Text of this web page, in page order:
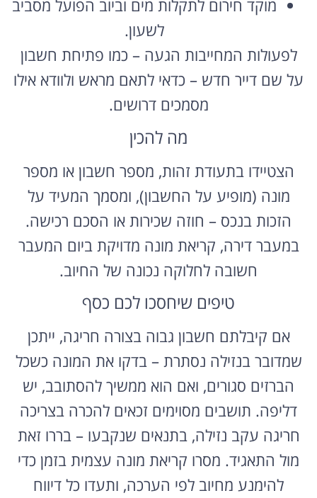
מוקד חירום לתקלות מים וביוב הפועל מסביב
לשעון.
לפעולות המחייבות הגעה – כמו פתיחת חשבון
על שם דייר חדש – כדאי לתאם מראש ולוודא אילו
מסמכים דרושים.
מה להכין
הצטיידו בתעודת זהות, מספר חשבון או מספר
מונה (מופיע על החשבון), ומסמך המעיד על
הזכות בנכס – חוזה שכירות או הסכם רכישה.
במעבר דירה, קריאת מונה מדויקת ביום המעבר
חשובה לחלוקה נכונה של החיוב.
טיפים שיחסכו לכם כסף
אם קיבלתם חשבון גבוה בצורה חריגה, ייתכן
שמדובר בנזילה נסתרת – בדקו את המונה כשכל
הברזים סגורים, ואם הוא ממשיך להסתובב, יש
דליפה. תושבים מסוימים זכאים להכרה בצריכה
חריגה עקב נזילה, בתנאים שנקבעו – בררו זאת
מול התאגיד. מסרו קריאת מונה עצמית בזמן כדי
להימנע מחיוב לפי הערכה, ותעדו כל דיווח